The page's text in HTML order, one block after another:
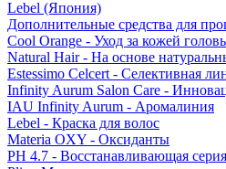
Lebel (Япония)
Дополнительные средства для
Cool Orange - Уход за кожей
Natural Hair - На основе
Estessimo Celcert - Селективная
Infinity Aurum Salon Care -
IAU Infinity Aurum - Аромалиния
Lebel - Краска для волос
Materia OXY - Оксиданты
PH 4.7 - Восстанавливающая серия